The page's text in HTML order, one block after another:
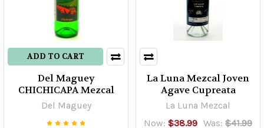
ADD TO CART
Del Maguey
CHICHICAPA Mezcal
Del Maguey
La Luna Mezcal Joven
Agave Cupreata
La Luna Mezcal
Now: $38.99 Was: $41.99